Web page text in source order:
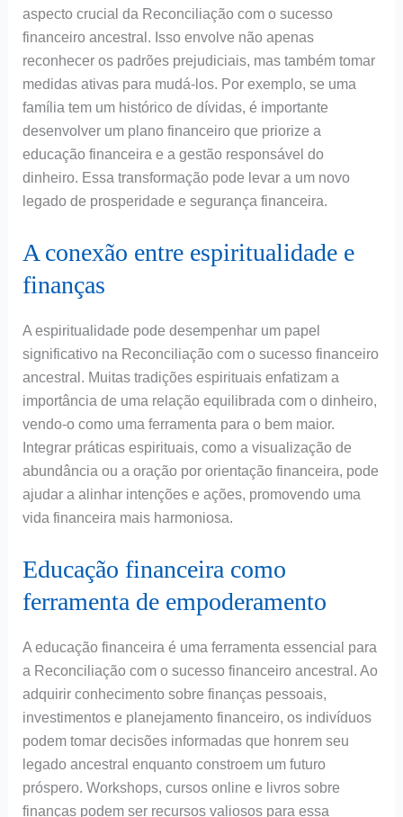
aspecto crucial da Reconciliação com o sucesso
financeiro ancestral. Isso envolve não apenas
reconhecer os padrões prejudiciais, mas também tomar
medidas ativas para mudá-los. Por exemplo, se uma
família tem um histórico de dívidas, é importante
desenvolver um plano financeiro que priorize a
educação financeira e a gestão responsável do
dinheiro. Essa transformação pode levar a um novo
legado de prosperidade e segurança financeira.
A conexão entre espiritualidade e
finanças
A espiritualidade pode desempenhar um papel
significativo na Reconciliação com o sucesso financeiro
ancestral. Muitas tradições espirituais enfatizam a
importância de uma relação equilibrada com o dinheiro,
vendo-o como uma ferramenta para o bem maior.
Integrar práticas espirituais, como a visualização de
abundância ou a oração por orientação financeira, pode
ajudar a alinhar intenções e ações, promovendo uma
vida financeira mais harmoniosa.
Educação financeira como
ferramenta de empoderamento
A educação financeira é uma ferramenta essencial para
a Reconciliação com o sucesso financeiro ancestral. Ao
adquirir conhecimento sobre finanças pessoais,
investimentos e planejamento financeiro, os indivíduos
podem tomar decisões informadas que honrem seu
legado ancestral enquanto constroem um futuro
próspero. Workshops, cursos online e livros sobre
finanças podem ser recursos valiosos para essa